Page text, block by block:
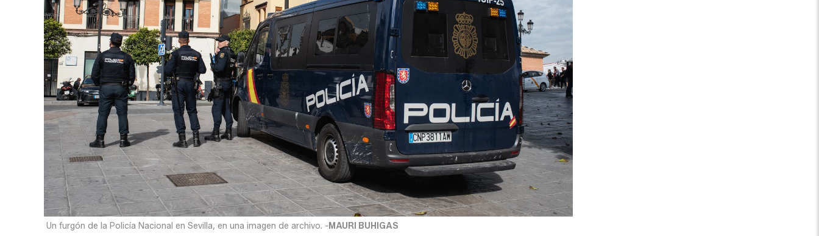
Un furgón de la Policía Nacional en Sevilla, en una imagen de archivo. - MAURI BUHIGAS